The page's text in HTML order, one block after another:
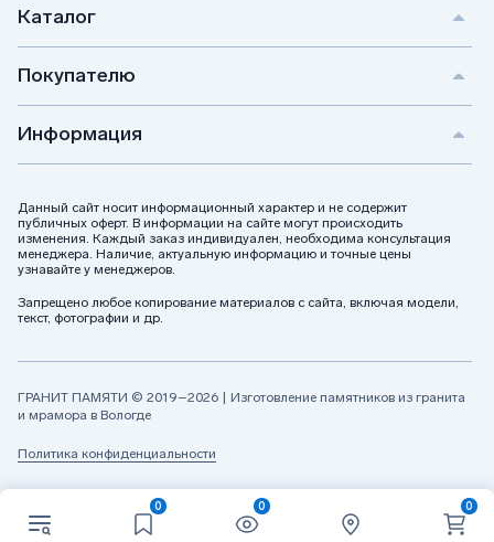
0 0 0
Каталог
Покупателю
Информация
Данный сайт носит информационный характер и не содержит
публичных оферт. В информации на сайте могут происходить
изменения. Каждый заказ индивидуален, необходима консультация
менеджера. Наличие, актуальную информацию и точные цены
узнавайте у менеджеров.
Запрещено любое копирование материалов с сайта, включая модели,
текст, фотографии и др.
ГРАНИТ ПАМЯТИ © 2019–2026 | Изготовление памятников из гранита
и мрамора в Вологде
Политика конфиденциальности